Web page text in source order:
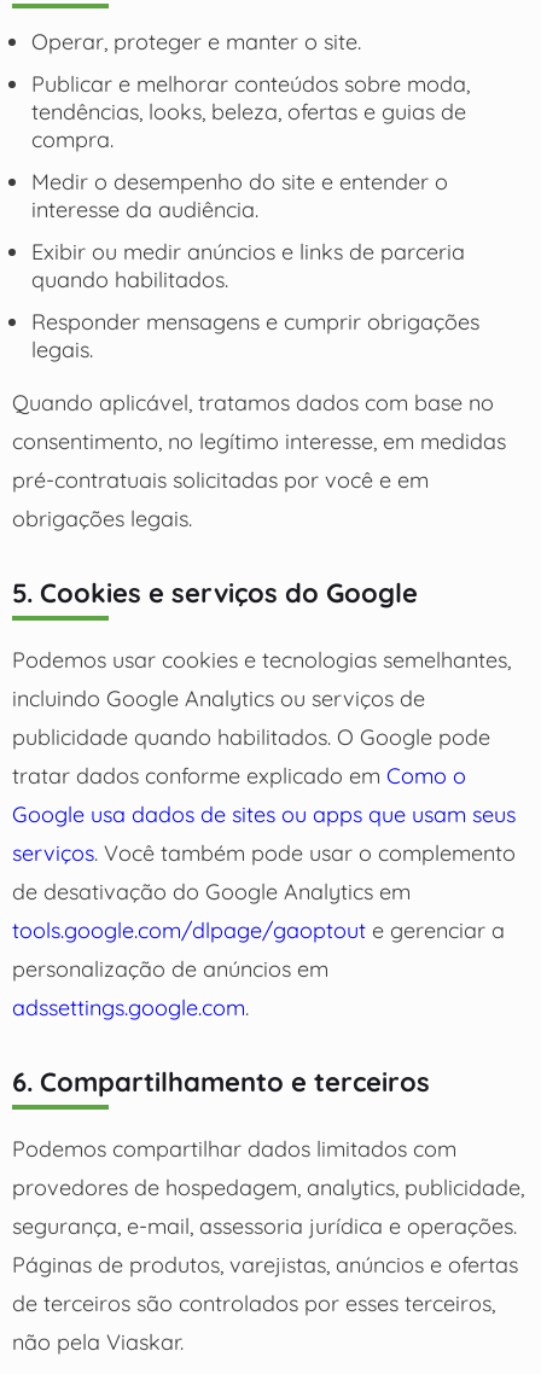
Operar, proteger e manter o site.
Publicar e melhorar conteúdos sobre moda,
tendências, looks, beleza, ofertas e guias de
compra.
Medir o desempenho do site e entender o
interesse da audiência.
Exibir ou medir anúncios e links de parceria
quando habilitados.
Responder mensagens e cumprir obrigações
legais.
Quando aplicável, tratamos dados com base no
consentimento, no legítimo interesse, em medidas
pré-contratuais solicitadas por você e em
obrigações legais.
5. Cookies e serviços do Google
Podemos usar cookies e tecnologias semelhantes,
incluindo Google Analytics ou serviços de
publicidade quando habilitados. O Google pode
tratar dados conforme explicado em Como o
Google usa dados de sites ou apps que usam seus
serviços. Você também pode usar o complemento
de desativação do Google Analytics em
tools.google.com/dlpage/gaoptoute gerenciar a
personalização de anúncios em
adssettings.google.com.
6. Compartilhamento e terceiros
Podemos compartilhar dados limitados com
provedores de hospedagem, analytics, publicidade,
segurança, e-mail, assessoria jurídica e operações.
Páginas de produtos, varejistas, anúncios e ofertas
de terceiros são controlados por esses terceiros,
não pela Viaskar.